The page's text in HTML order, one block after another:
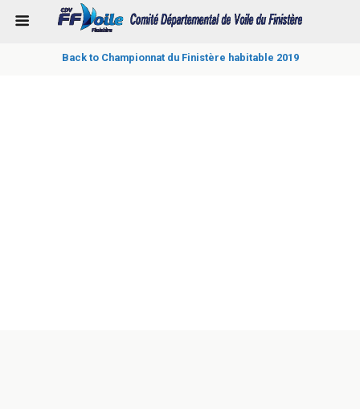
Back to Championnat du Finistère habitable 2019